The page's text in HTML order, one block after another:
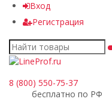
Вход
Регистрация
8 (800) 550-75-37
бесплатно по РФ